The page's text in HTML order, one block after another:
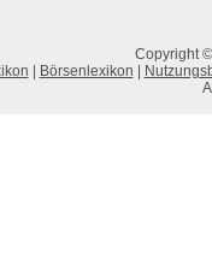
Copyright
Börsenlexikon